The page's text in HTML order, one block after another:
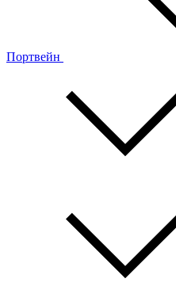
Портвейн